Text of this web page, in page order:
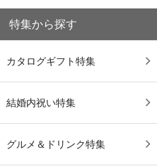
特集から探す
カタログギフト特集
結婚内祝い特集
グルメ＆ドリンク特集